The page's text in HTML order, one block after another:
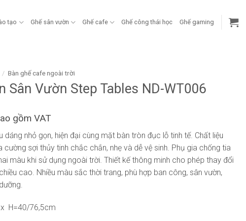
tạo Ghế sân vườn Ghế cafe Ghế công thái học Ghế gaming
/ Bàn ghế cafe ngoài trời
Sân Vườn Step Tables ND-WT006
gồm VAT
dáng nhỏ gọn, hiện đại cùng mặt bàn tròn đục lỗ tinh tế. Chất liệu
sợi thủy tinh chắc chắn, nhẹ và dễ vệ sinh. Phụ gia chống tia
màu khi sử dụng ngoài trời. Thiết kế thông minh cho phép thay đổi
cao. Nhiều màu sắc thời trang, phù hợp ban công, sân vườn,
x H=40/76,5cm